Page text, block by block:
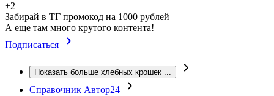
+2
Забирай в ТГ промокод на 1000 рублей
А еще там много крутого контента!
Подписаться
Показать больше хлебных крошек ...
Справочник Автор24